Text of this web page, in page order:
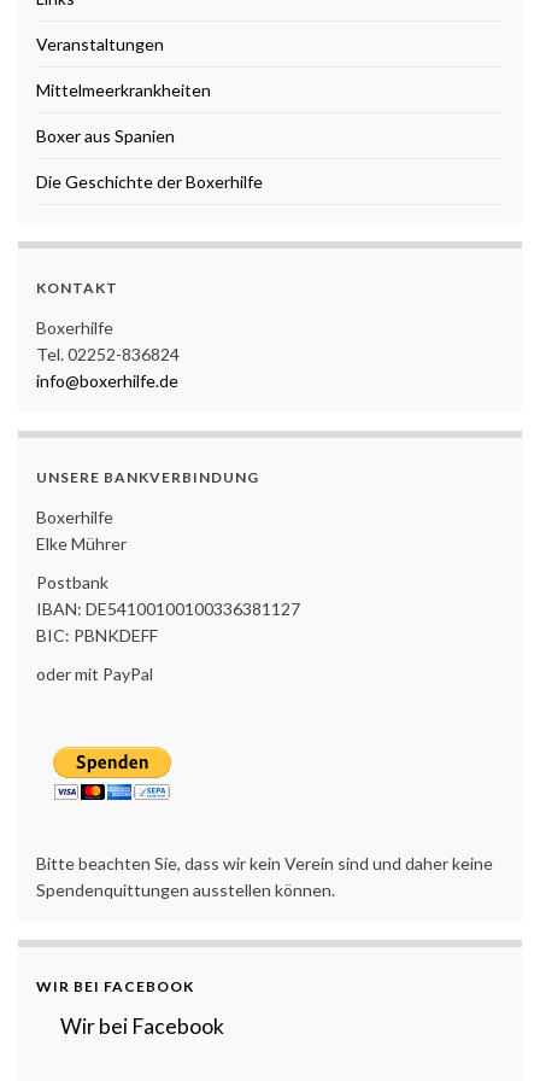
Veranstaltungen
Mittelmeerkrankheiten
Boxer aus Spanien
Die Geschichte der Boxerhilfe
KONTAKT
Boxerhilfe
Tel. 02252-836824
info@boxerhilfe.de
UNSERE BANKVERBINDUNG
Boxerhilfe
Elke Mührer
Postbank
IBAN: DE54100100100336381127
BIC: PBNKDEFF
oder mit PayPal
Bitte beachten Sie, dass wir kein Verein sind und daher keine
Spendenquittungen ausstellen können.
WIR BEI FACEBOOK
Wir bei Facebook